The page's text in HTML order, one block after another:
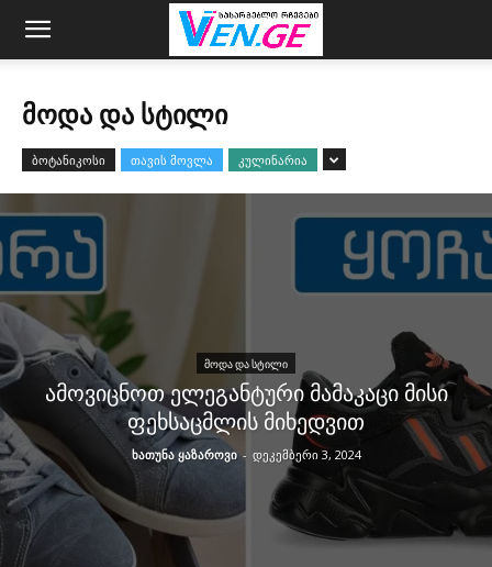
ᲛᲝᲓᲐ ᲓᲐ ᲡᲢᲘᲚᲘ
ბოტანიკოსი თავის მოვლა კულინარია
ᲛᲝᲓᲐ ᲓᲐ ᲡᲢᲘᲚᲘ
ამოვიცნოთ ელეგანტური მამაკაცი მისი
ფეხსაცმლის მიხედვით
ხათუნა ყაზაროვი - დეკემბერი 3, 2024